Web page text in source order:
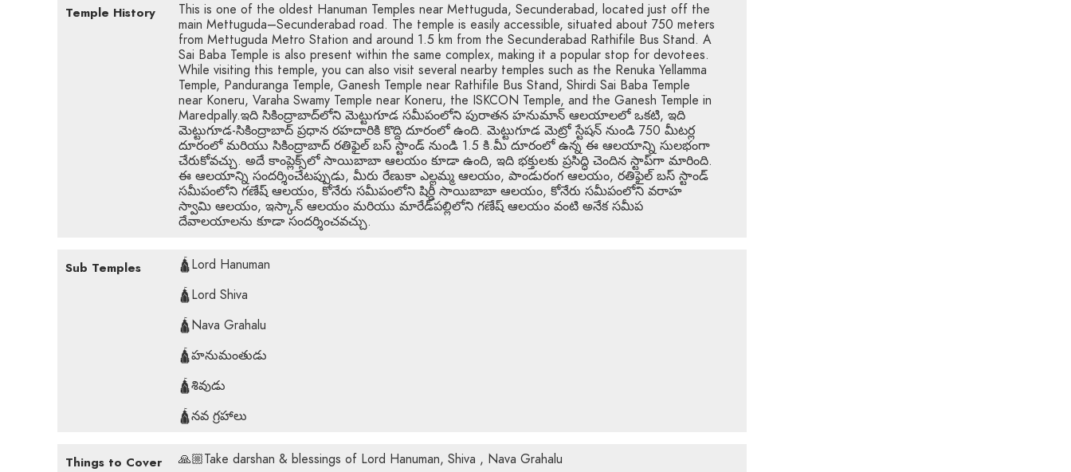
Temple History
This is one of the oldest Hanuman Temples near Mettuguda, Secunderabad, located just off the
main Mettuguda–Secunderabad road. The temple is easily accessible, situated about 750 meters
from Mettuguda Metro Station and around 1.5 km from the Secunderabad Rathifile Bus Stand. A
Sai Baba Temple is also present within the same complex, making it a popular stop for devotees.
While visiting this temple, you can also visit several nearby temples such as the Renuka Yellamma
Temple, Panduranga Temple, Ganesh Temple near Rathifile Bus Stand, Shirdi Sai Baba Temple
near Koneru, Varaha Swamy Temple near Koneru, the ISKCON Temple, and the Ganesh Temple in
Maredpally.ఇది సికింద్రాబాద్‌లోని మెట్టుగూడ సమీపంలోని పురాతన హనుమాన్ ఆలయాలలో ఒకటి, ఇది
మెట్టుగూడ-సికింద్రాబాద్ ప్రధాన రహదారికి కొద్ది దూరంలో ఉంది. మెట్టుగూడ మెట్రో స్టేషన్ నుండి 750 మీటర్ల
దూరంలో మరియు సికింద్రాబాద్ రతిఫైల్ బస్ స్టాండ్ నుండి 1.5 కి.మీ దూరంలో ఉన్న ఈ ఆలయాన్ని సులభంగా
చేరుకోవచ్చు. అదే కాంప్లెక్స్‌లో సాయిబాబా ఆలయం కూడా ఉంది, ఇది భక్తులకు ప్రసిద్ధి చెందిన స్టాప్‌గా మారింది.
ఈ ఆలయాన్ని సందర్శించేటప్పుడు, మీరు రేణుకా ఎల్లమ్మ ఆలయం, పాండురంగ ఆలయం, రతిఫైల్ బస్ స్టాండ్
సమీపంలోని గణేష్ ఆలయం, కోనేరు సమీపంలోని షిర్డీ సాయిబాబా ఆలయం, కోనేరు సమీపంలోని వరాహ
స్వామి ఆలయం, ఇస్కాన్ ఆలయం మరియు మారేడ్‌పల్లిలోని గణేష్ ఆలయం వంటి అనేక సమీప
దేవాలయాలను కూడా సందర్శించవచ్చు.
Sub Temples
🛕Lord Hanuman
🛕Lord Shiva
🛕Nava Grahalu
🛕హనుమంతుడు
🛕శివుడు
🛕నవ గ్రహాలు
Things to Cover
🙏🏼Take darshan & blessings of Lord Hanuman, Shiva , Nava Grahalu